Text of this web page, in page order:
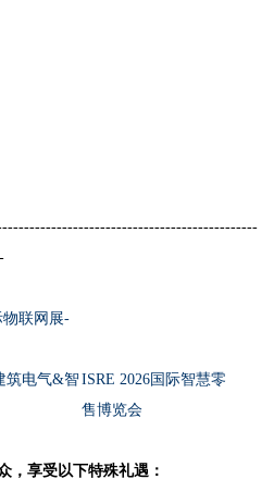
物联网展-
筑电气&智ISRE 2026国际智慧零
售博览会
，享受以下特殊礼遇：